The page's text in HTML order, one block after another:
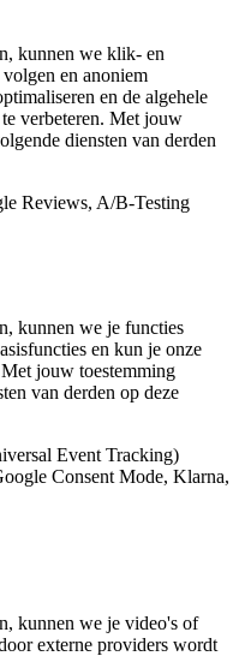
kunnen we klik- en
en anoniem
en de algehele
verbeteren. Met jouw
diensten van derden
Reviews, A/B-Testing
kunnen we je functies
en kun je onze
jouw toestemming
van derden op deze
Event Tracking)
Consent Mode, Klarna,
kunnen we je video's of
externe providers wordt